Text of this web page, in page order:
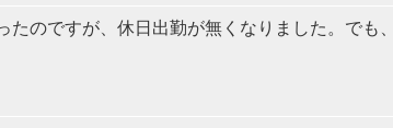
たのですが、休日出勤が無くなりました。でも